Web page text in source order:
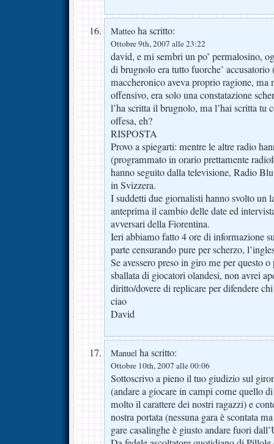
Matteo ha scritto:
Ottobre 9th, 2007 alle 23:22
david, e mi sembri un po’ permalosino,
di brugnolo era tutto fuorche’ accusatorio
maccheronico aveva proprio ragione, ma
offensivo, era solo una constatazione
l’ha scritta il brugnolo, ma l’hai scritta tu
offesa, eh?
RISPOSTA
Provo a spiegarti: mentre le altre radio
(programmato in orario prettamente
hanno seguito dalla televisione, Radio
in Svizzera.
I suddetti due giornalisti hanno svolto un
anteprima il cambio delle date ed
avversari della Fiorentina.
Ieri abbiamo fatto 4 ore di informazione
parte censurando pure per scherzo,
Se avessero preso in giro me per questo
sballata di giocatori olandesi, non avrei
diritto/dovere di replicare per difendere
ciao
David
Manuel ha scritto:
Ottobre 10th, 2007 alle 00:06
Sottoscrivo a pieno il tuo giudizio sul
(andare a giocare in campi come quello
molto il carattere dei nostri ragazzi) e
nostra portata (nessuna gara è scontata
gare casalinghe è giusto andare fuori